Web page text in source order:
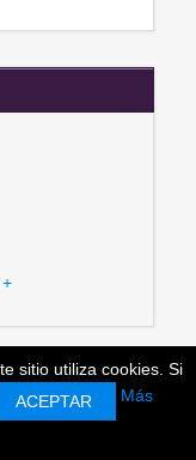
All Rights
sitio utiliza cookies. Si
ACEPTAR
Más